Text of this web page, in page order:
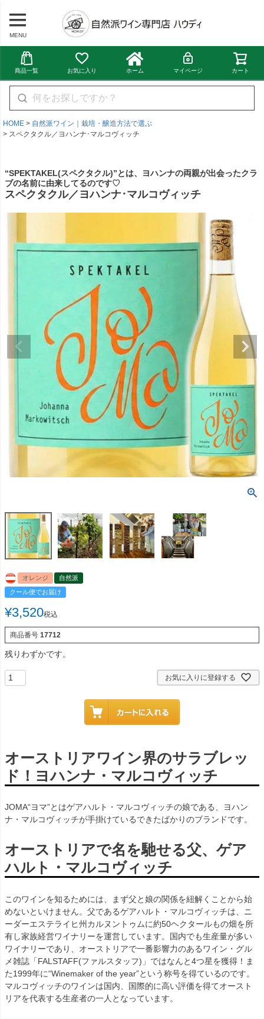
MENU
商品一覧 お気に入り ホーム マイページ カート
HOME
自然派ワイン｜栽培・醸造方法で選ぶ
スペクタクル／ヨハンナ･マルコヴィッチ
“SPEKTAKEL(スペクタクル)”とは、ヨハンナの両親が出会ったクラ
ブの名前に由来してるのです♡
スペクタクル／ヨハンナ･マルコヴィッチ
オレンジ
自然派
クール便でお届け
¥3,520税込
商品番号 17712
残りわずかです。
お気に入りに登録する
オーストリアワイン界のサラブレッ
ド！ヨハンナ・マルコヴィッチ
JOMA“ヨマ”とはゲアハルト・マルコヴィッチの娘である、ヨハン
ナ・マルコヴィッチが手掛けているできたばかりのブランドです。
オーストリアで名を馳せる父、ゲア
ハルト・マルコヴィッチ
このワインを知るためには、まず父と娘の関係を紐解くことから始
めないといけません。父であるゲアハルト・マルコヴィッチは、ニ
ーダーエステライヒ州カルヌントゥムに約50ヘクタールもの畑を所
有し家族経営ワイナリーを運営しています。国内でも生産量が多い
ワイナリーであり、オーストリアで一番影響力のあるワイン・グル
メ雑誌「FALSTAFF(ファルスタッフ)」ではなんと4つ星を獲得！ま
た1999年に“Winemaker of the year”という称号を得ているのです。
マルコヴィッチのワインは国内、国際的に高い評価を得てオースト
リアを代表する生産者の一人となっています。